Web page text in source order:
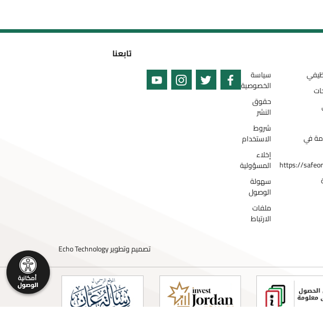
في
https://
سياسة
الخصوصية
حقوق
النشر
شروط
الاستخدام
إخلاء
المسؤولية
سهولة
الوصول
ملفات
الارتباط
تابعنا
تصميم وتطويرEcho Technology